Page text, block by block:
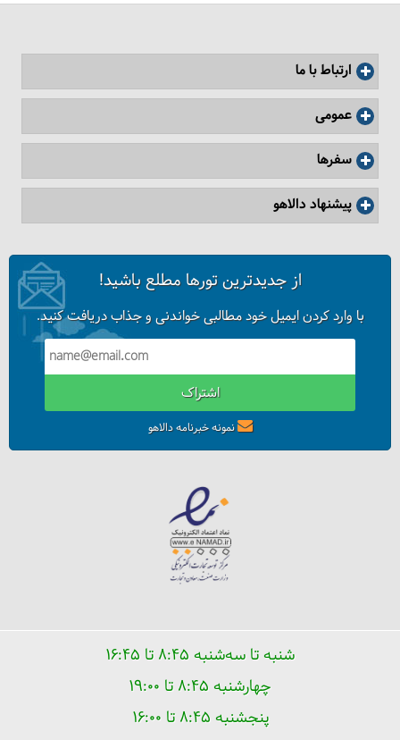
ارتباط با ما
عمومی
سفرها
پیشنهاد دالاهو
از جدیدترین تورها مطلع باشید!
با وارد کردن ایمیل خود مطالبی خواندنی و جذاب دریافت کنید.
اشتراک
نمونه خبرنامه دالاهو
شنبه تا سه‌شنبه ۸:۴۵ تا ۱۶:۴۵
چهارشنبه ۸:۴۵ تا ۱۹:۰۰
پنجشنبه ۸:۴۵ تا ۱۶:۰۰